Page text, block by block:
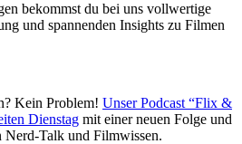
bekommst du bei uns vollwertige
und spannenden Insights zu Filmen
Kein Problem! Unser Podcast “Flix &
Dienstag mit einer neuen Folge und
Talk und Filmwissen.